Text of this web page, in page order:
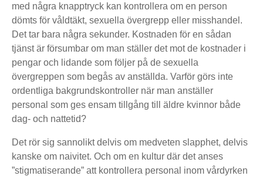
med några knapptryck kan kontrollera om en person
dömts för våldtäkt, sexuella övergrepp eller misshandel.
Det tar bara några sekunder. Kostnaden för en sådan
tjänst är försumbar om man ställer det mot de kostnader i
pengar och lidande som följer på de sexuella
övergreppen som begås av anställda. Varför görs inte
ordentliga bakgrundskontroller när man anställer
personal som ges ensam tillgång till äldre kvinnor både
dag- och nattetid?
Det rör sig sannolikt delvis om medveten slapphet, delvis
kanske om naivitet. Och om en kultur där det anses
”stigmatiserande” att kontrollera personal inom vårdyrken